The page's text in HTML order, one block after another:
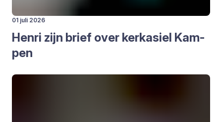
01 juli 2026
Hen­ri zijn brief over kerk­asiel Kam­
pen